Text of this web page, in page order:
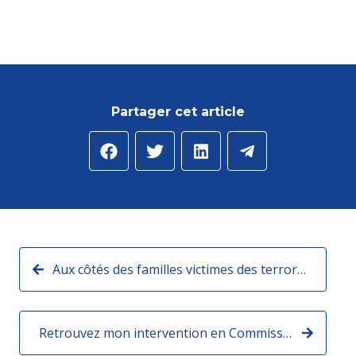
Partager cet article
Aux côtés des familles victimes des terroristes du Hamas, à l'Assemblée nationale.
Retrouvez mon intervention en Commission de la Défense :